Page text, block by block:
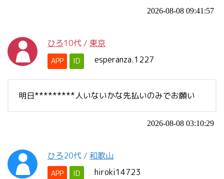
2026-08-08 09:41:57
ひろ10代 / 東京
APP ID esperanza.1227
明日*********人いないかな先払いのみでお願い
2026-08-08 03:10:29
ひろ20代 / 和歌山
APP ID hiroki14723